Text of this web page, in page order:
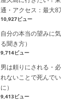
通・アクセス：最大8
10,927ビュー
自分の本当の望みに
る聞き方）
9,714ビュー
男は頼りにされる・
れないことで死んで
に）
9,413ビュー